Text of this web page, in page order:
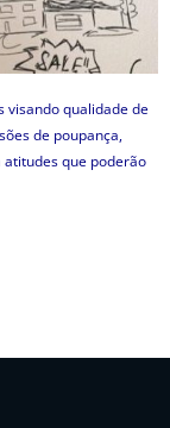
visando qualidade de
de poupança,
que poderão